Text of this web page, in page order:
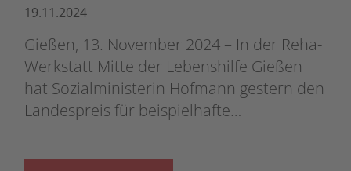
19.11.2024
Gießen, 13. November 2024 – In der Reha-
Werkstatt Mitte der Lebenshilfe Gießen
hat Sozialministerin Hofmann gestern den
Landespreis für beispielhafte…